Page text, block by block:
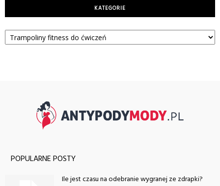
KATEGORIE
Kategorie
POPULARNE POSTY
Ile jest czasu na odebranie wygranej ze zdrapki?